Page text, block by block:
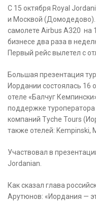
С 15 октября Royal
и Москвой (Домодедово).
самолете Airbus A320 на
бизнесе два раза в
Первый рейс вылетел с
Большая презентация
Иордании состоялась 16
отеле «Балчуг
поддержке
компаний Tyche Tours
также отелей: Kempinski,
Участвовал в
Jordanian.
Как сказал глава
Арутюнов: «Иордания —